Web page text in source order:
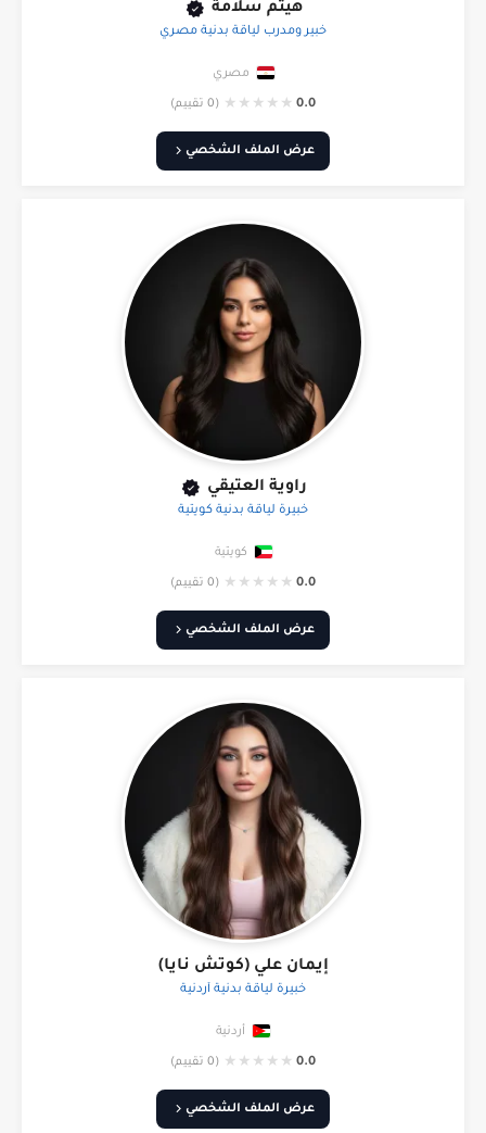
هيثم سلامة
خبير ومدرب لياقة بدنية مصري
مصري
0.0
★
★
★
★
★ (0 تقييم)
عرض الملف الشخصي
راوية العتيقي
خبيرة لياقة بدنية كويتية
كويتية
0.0
★
★
★
★
★ (0 تقييم)
عرض الملف الشخصي
إيمان علي (كوتش نايا)
خبيرة لياقة بدنية أردنية
أردنية
0.0
★
★
★
★
★ (0 تقييم)
عرض الملف الشخصي